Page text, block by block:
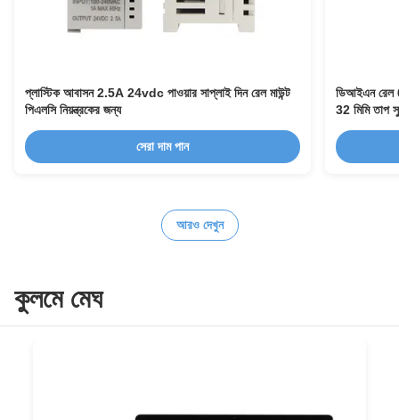
প্লাস্টিক আবাসন 2.5A 24vdc পাওয়ার সাপ্লাই দিন রেল মাউন্ট
পিএলসি নিয়ন্ত্রকের জন্য
সেরা দাম পান
ডিআইএন রেল
32 মিমি তাপ
আরও দেখুন
কুলমে মেঘ